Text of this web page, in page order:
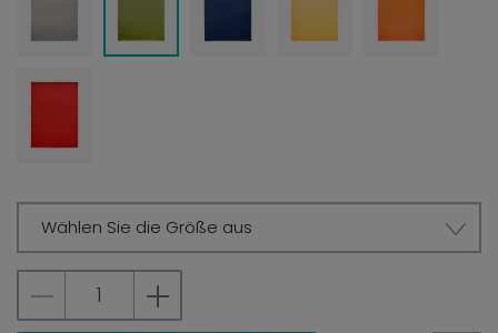
Wählen Sie die Größe aus